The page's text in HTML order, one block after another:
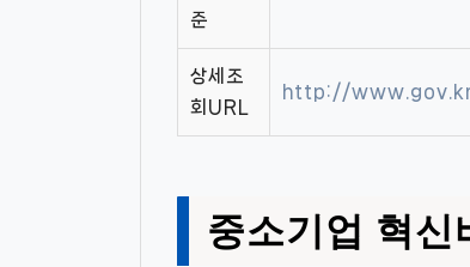
준
상세조
회URL
http://
중소기업 혁신